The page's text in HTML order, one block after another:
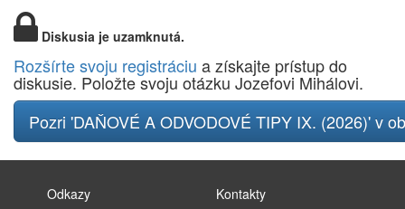
Diskusia je uzamknutá.
Rozšírte svoju registráciu a získajte prístup do
diskusie. Položte svoju otázku Jozefovi Mihálovi.
Pozri 'DAŇOVÉ A ODVODOVÉ TIPY IX. (2026)' v
Odkazy Kontakty